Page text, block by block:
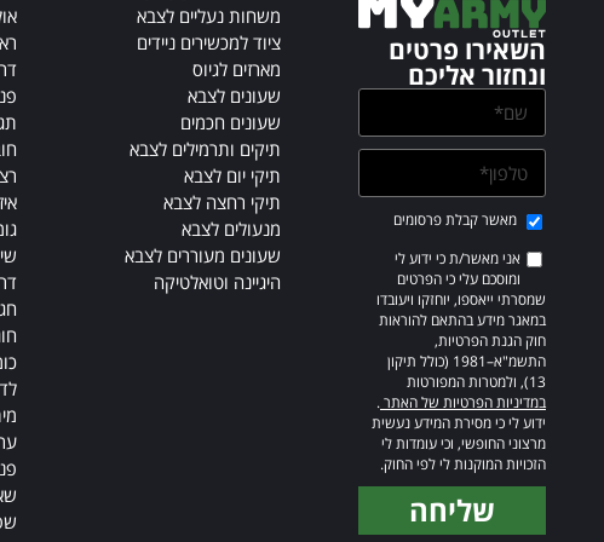
v
e
:
השאירו פרטים
ונחזור אליכם
מאשר קבלת פרסומים
אני מאשר/ת כי ידוע לי
ומוסכם עלי כי הפרטים
שמסרתי ייאספו, יוחזקו ויעובדו
במאגר מידע בהתאם להוראות
חוק הגנת הפרטיות,
התשמ"א–1981 (כולל תיקון
13), ולמטרות המפורטות
במדיניות הפרטיות של האתר.
ידוע לי כי מסירת המידע נעשית
מרצוני החופשי, וכי עומדות לי
הזכויות המוקנות לי לפי החוק.
שליחה
משחות נעליים לצבא
ציוד למכשירים ניידים
מארזים לגיוס
שעונים לצבא
שעונים חכמים
תיקים ותרמילים לצבא
תיקי יום לצבא
תיקי רחצה לצבא
מנעולים לצבא
שעונים מעוררים לצבא
היגיינה וטואלטיקה